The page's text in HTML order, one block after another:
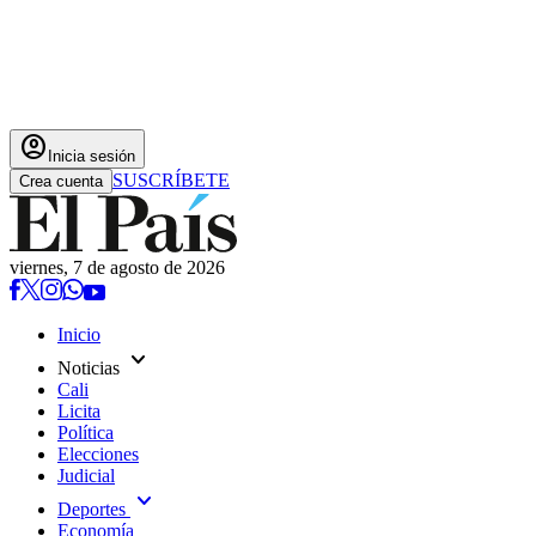
account_circle Inicia sesión
Crea cuenta SUSCRÍBETE
viernes, 7 de agosto de 2026
Inicio
Noticias expand_more
Cali
Licita
Política
Elecciones
Judicial
Deportes expand_more
Economía